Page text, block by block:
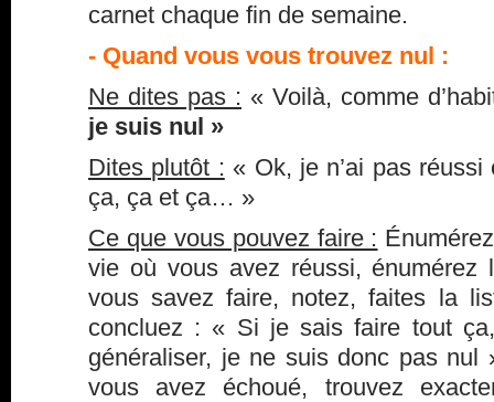
carnet chaque fin de semaine.
- Quand vous vous trouvez nul :
Ne dites pas : « Voilà, comme
je suis nul »
Dites plutôt : « Ok, je n’ai pas
ça, ça et ça… »
Ce que vous pouvez faire :
vie où vous avez réussi, énumérez
vous savez faire, notez, faites la
concluez : « Si je sais faire tout
généraliser, je ne suis donc pas nul
vous avez échoué, trouvez